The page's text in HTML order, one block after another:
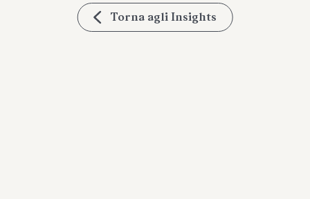
Torna agli Insights